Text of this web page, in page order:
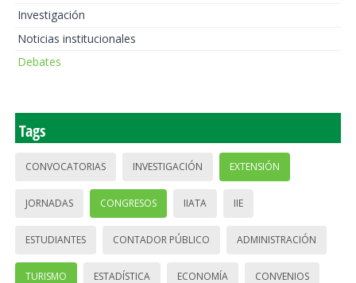
Investigación
Noticias institucionales
Debates
Tags
CONVOCATORIAS INVESTIGACIÓN EXTENSIÓN
JORNADAS CONGRESOS IIATA IIE
ESTUDIANTES CONTADOR PÚBLICO ADMINISTRACIÓN
TURISMO ESTADÍSTICA ECONOMÍA CONVENIOS